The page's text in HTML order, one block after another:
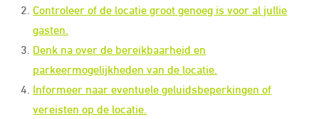
Controleer of de locatie groot genoeg is voor al jullie
gasten.
Denk na over de bereikbaarheid en
parkeermogelijkheden van de locatie.
Informeer naar eventuele geluidsbeperkingen of
vereisten op de locatie.